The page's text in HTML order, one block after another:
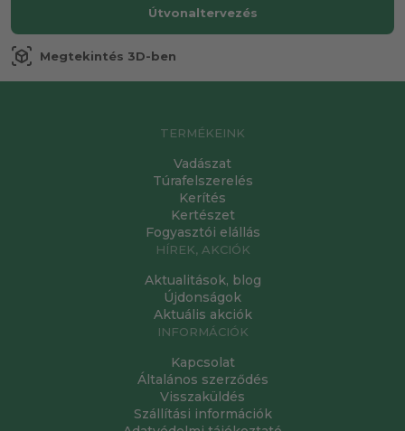
Útvonaltervezés
view_in_ar Megtekintés 3D-ben
TERMÉKEINK
Vadászat
Túrafelszerelés
Kerítés
Kertészet
Fogyasztói elállás
HÍREK, AKCIÓK
Aktualitások, blog
Újdonságok
Aktuális akciók
INFORMÁCIÓK
Kapcsolat
Általános szerződés
Visszaküldés
Szállítási információk